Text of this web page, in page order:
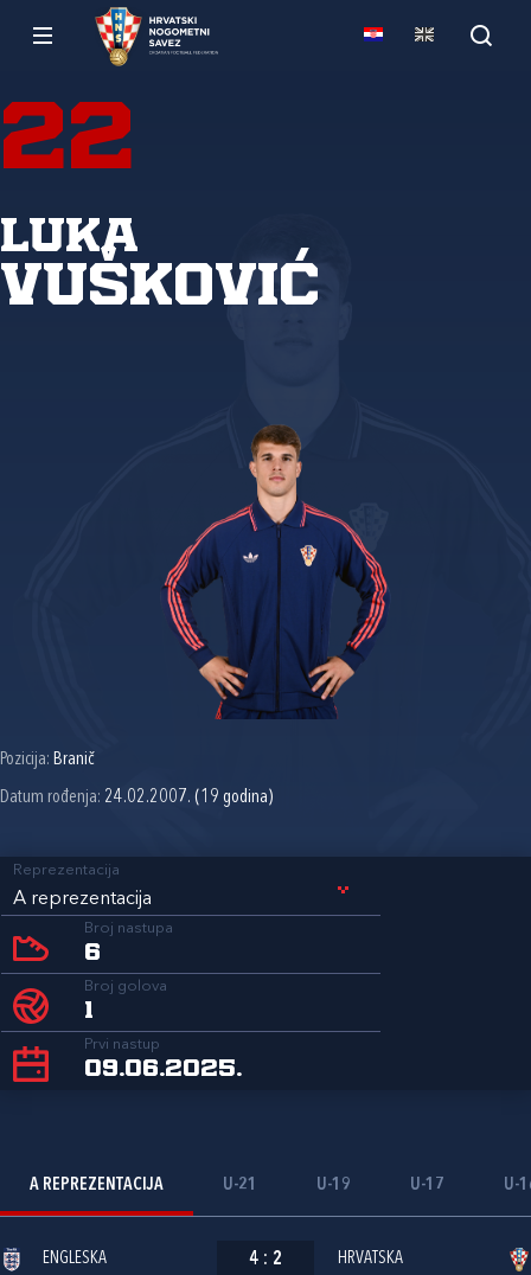
22
Luka
Vušković
Pozicija: Branič
Datum rođenja: 24.02.2007. (19 godina)
Reprezentacija
A reprezentacija
Broj nastupa
6
Broj golova
1
Prvi nastup
09.06.2025.
A REPREZENTACIJA U-21 U-19 U-17 U-
ENGLESKA 4 : 2 HRVATSKA